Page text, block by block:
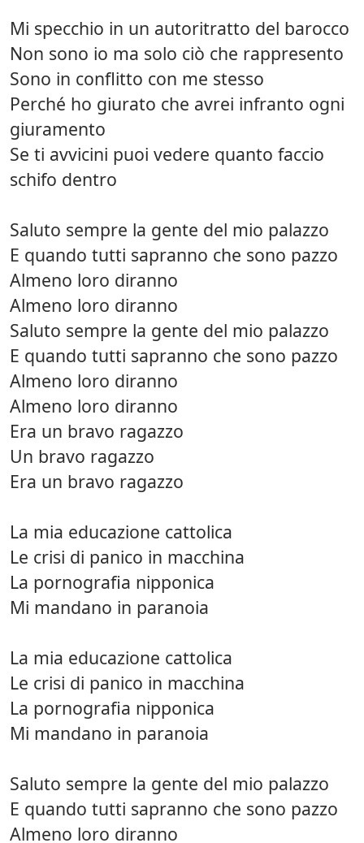
Mi specchio in un autoritratto del barocco
Non sono io ma solo ciò che rappresento
Sono in conflitto con me stesso
Perché ho giurato che avrei infranto ogni
giuramento
Se ti avvicini puoi vedere quanto faccio
schifo dentro
Saluto sempre la gente del mio palazzo
E quando tutti sapranno che sono pazzo
Almeno loro diranno
Almeno loro diranno
Saluto sempre la gente del mio palazzo
E quando tutti sapranno che sono pazzo
Almeno loro diranno
Almeno loro diranno
Era un bravo ragazzo
Un bravo ragazzo
Era un bravo ragazzo
La mia educazione cattolica
Le crisi di panico in macchina
La pornografia nipponica
Mi mandano in paranoia
La mia educazione cattolica
Le crisi di panico in macchina
La pornografia nipponica
Mi mandano in paranoia
Saluto sempre la gente del mio palazzo
E quando tutti sapranno che sono pazzo
Almeno loro diranno